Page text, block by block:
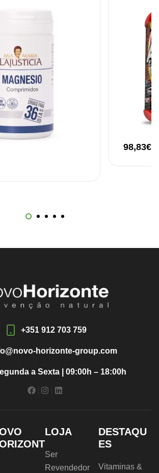
98,83€
+351 912 703 759
horizonte-group.com
a Sexta | 09:00h – 18:00h
LOJA
Ser
Revendedor
DESTAQU
ES
Vitaminas &